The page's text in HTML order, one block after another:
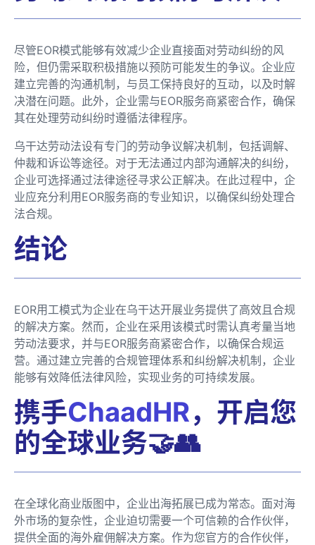
尽管EOR模式能够有效减少企业直接面对劳动纠纷的风
险，但仍需采取积极措施以预防可能发生的争议。企业应
建立完善的沟通机制，与员工保持良好的互动，以及时解
决潜在问题。此外，企业需与EOR服务商紧密合作，确保
其在处理劳动纠纷时遵循法律程序。
乌干达劳动法设有专门的劳动争议解决机制，包括调解、
仲裁和诉讼等途径。对于无法通过内部沟通解决的纠纷，
企业可选择通过法律途径寻求公正解决。在此过程中，企
业应充分利用EOR服务商的专业知识，以确保纠纷处理合
法合规。
结论
EOR用工模式为企业在乌干达开展业务提供了高效且合规
的解决方案。然而，企业在采用该模式时需认真考量当地
劳动法要求，并与EOR服务商紧密合作，以确保合规运
营。通过建立完善的合规管理体系和纠纷解决机制，企业
能够有效降低法律风险，实现业务的可持续发展。
携手ChaadHR，开启您
的全球业务🤝👥
在全球化商业版图中，企业出海拓展已成为常态。面对海
外市场的复杂性，企业迫切需要一个可信赖的合作伙伴，
提供全面的海外雇佣解决方案。作为您官方的合作伙伴，